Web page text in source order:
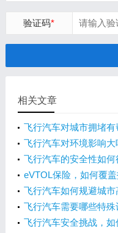
验证码*
相关文章
飞行汽车对城市拥堵有
飞行汽车对环境影响大
飞行汽车的安全性如何
eVTOL保险，如何覆
飞行汽车如何规避城市
飞行汽车需要哪些特殊
飞行汽车安全挑战，